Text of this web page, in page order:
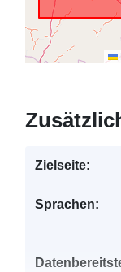
Zielseite:
Sprachen: